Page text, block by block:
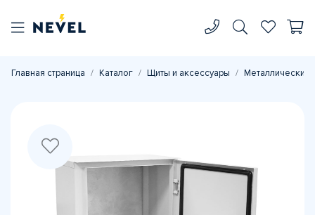
Главная страница Каталог Щиты и аксессуары Металлические